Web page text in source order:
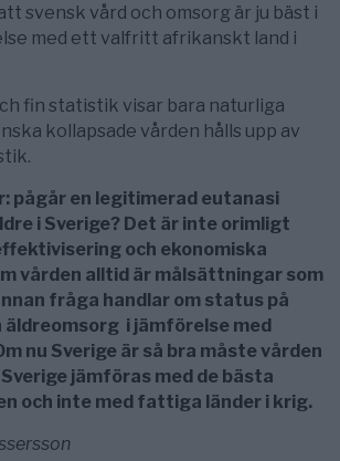
svensk vård och omsorg är ju bäst i
med ett valfritt afrikanskt land i
fin statistik visar bara naturliga
kollapsade vården hålls upp av
pågår en legitimerad eutanasi
i Sverige? Det är inte orimligt
och ekonomiska
vården alltid är målsättningar som
fråga handlar om status på
äldreomsorg i jämförelse med
nu Sverige är så bra måste vården
jämföras med de bästa
och inte med fattiga länder i krig.